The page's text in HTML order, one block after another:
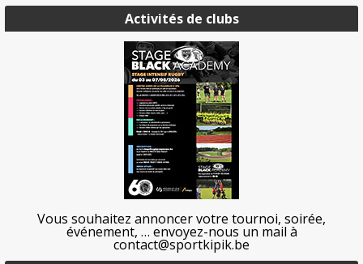
Activités de clubs
Vous souhaitez annoncer votre tournoi, soirée,
événement, … envoyez-nous un mail à
contact@sportkipik.be